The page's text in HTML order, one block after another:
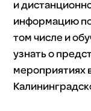
и
информацию по
том числе и
узнать о
мероприятиях